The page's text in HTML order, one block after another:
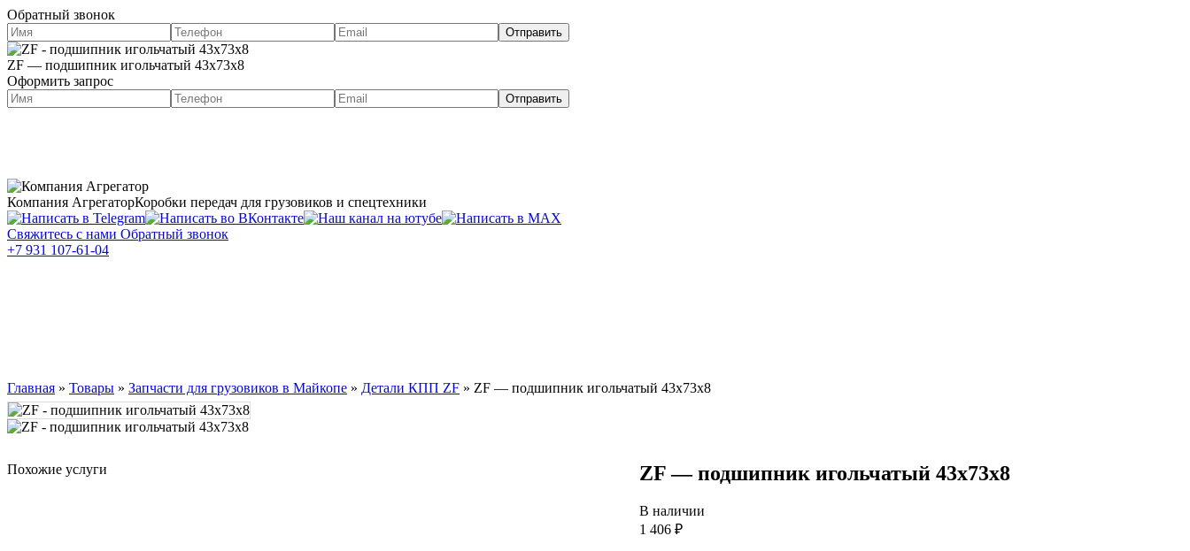
Обратный звонок
ZF — подшипник игольчатый 43x73x8
Оформить запрос
Компания АгрегаторКоробки передач для грузовиков и спецтехники
Свяжитесь с нами Обратный звонок
+7 931 107-61-04
Главная » Товары » Запчасти для грузовиков в Майкопе » Детали КПП ZF » ZF — подшипник игольчатый 43x73x8
ZF — подшипник игольчатый 43x73x8
В наличии
1 406 ₽
Похожие услуги